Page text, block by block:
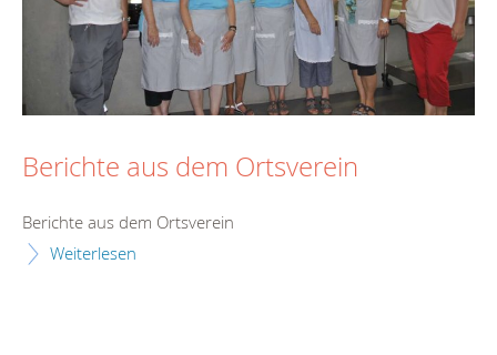
Berichte aus dem Ortsverein
Berichte aus dem Ortsverein
Weiterlesen